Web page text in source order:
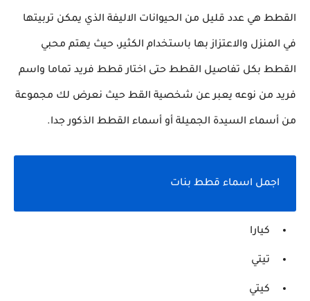
القطط هي عدد قليل من الحيوانات الاليفة الذي يمكن تربيتها
في المنزل والاعتزاز بها باستخدام الكثير، حيث يهتم محبي
القطط بكل تفاصيل القطط حتى اختار قطط فريد تماما واسم
فريد من نوعه يعبر عن شخصية القط حيث نعرض لك مجموعة
من أسماء السيدة الجميلة أو أسماء القطط الذكور جدا.
اجمل اسماء قطط بنات
كيارا
تيتي
كيتي